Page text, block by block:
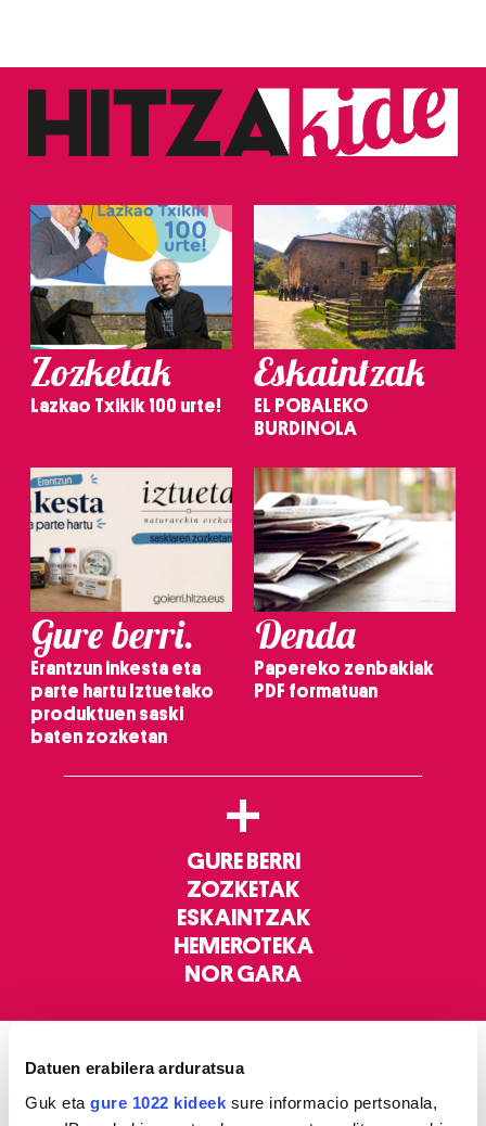
Datuen erabilera arduratsua
Guk eta gure 1022 kideek sure informacio pertsonala,
Zozketak
Lazkao Txikik 100 urte!
Eskaintzak
EL POBALEKO
BURDINOLA
Gure berri.
Erantzun inkesta eta
parte hartu Iztuetako
produktuen saski
baten zozketan
Denda
Papereko zenbakiak
PDF formatuan
+
GURE BERRI
ZOZKETAK
ESKAINTZAK
HEMEROTEKA
NOR GARA
ELKARRIZKETAK